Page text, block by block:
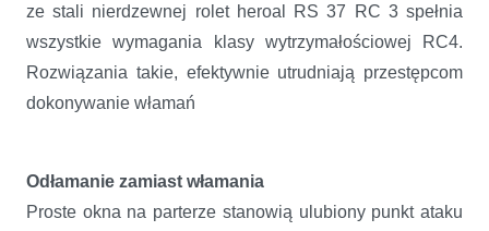
Proste połączenie i podwójne zabezpieczenie dzięki RC4
ze stali nierdzewnej rolet heroal RS 37 RC 3 spełnia
wszystkie wymagania klasy wytrzymałościowej RC4.
Rozwiązania takie, efektywnie utrudniają przestępcom
dokonywanie włamań
Odłamanie zamiast włamania
Proste okna na parterze stanowią ulubiony punkt ataku